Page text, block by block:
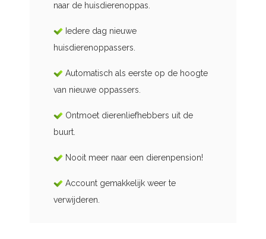
naar de huisdierenoppas.
Iedere dag nieuwe
huisdierenoppassers.
Automatisch als eerste op de hoogte
van nieuwe oppassers.
Ontmoet dierenliefhebbers uit de
buurt.
Nooit meer naar een dierenpension!
Account gemakkelijk weer te
verwijderen.